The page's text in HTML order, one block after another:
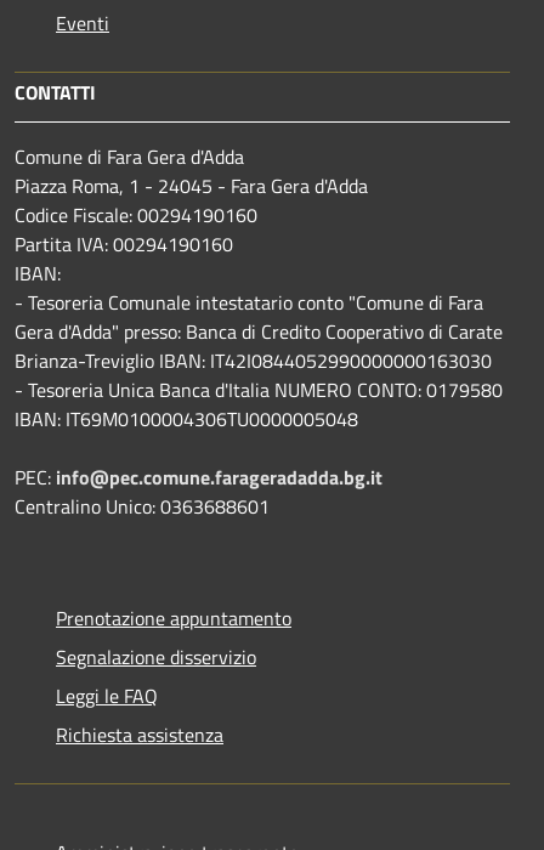
Eventi
CONTATTI
Comune di Fara Gera d'Adda
Piazza Roma, 1 - 24045 - Fara Gera d'Adda
Codice Fiscale: 00294190160
Partita IVA: 00294190160
IBAN:
- Tesoreria Comunale intestatario conto "Comune di Fara
Gera d'Adda" presso: Banca di Credito Cooperativo di Carate
Brianza-Treviglio IBAN: IT42I0844052990000000163030
- Tesoreria Unica Banca d'Italia NUMERO CONTO: 0179580
IBAN: IT69M0100004306TU0000005048
PEC: info@pec.comune.farageradadda.bg.it
Centralino Unico: 0363688601
Prenotazione appuntamento
Segnalazione disservizio
Leggi le FAQ
Richiesta assistenza